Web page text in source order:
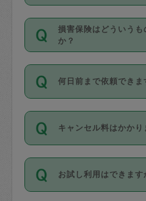
能です。依頼送信後
んにメッセージを送
い。ただし、２時間
時間も被らない場合
基本的に、高所での
外での作業は対象外
育園や学校の給食や
係の専門職に従事さ
すでにハウスキーパ
てお仕事をしている
社員など様々なバッ
登録しています。
日本語も話せる方な
ールに記載していま
応募の際に、各自事
を行っています。そ
写真提出をしていた
確認しています。タ
ング動画を使ったセ
現場トライアルを受
ジさんが活動されて
※テストセンターの
損害保険はどういう
か？
依頼者とタスカジさ
を通して成立した作
適用されます。作業
です。作業中に物を
をさせたりした場合
す。
何日前まで依頼できま
ご依頼は、現在を起
以降）の日時から受
す。
タスカジさんへ「募
可能です。
キャンセル料はかかり
キャンセル料には、
す。
お試し利用はできます